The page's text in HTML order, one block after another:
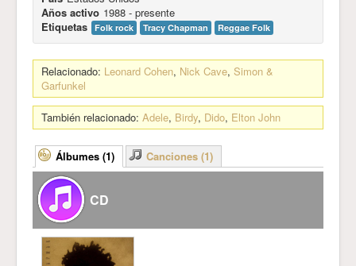
Años activo 1988 - presente
Etiquetas Folk rock Tracy Chapman Reggae Folk
Relacionado: Leonard Cohen, Nick Cave, Simon &
Garfunkel
También relacionado: Adele, Birdy, Dido, Elton John
Álbumes (1) Canciones (1)
CD